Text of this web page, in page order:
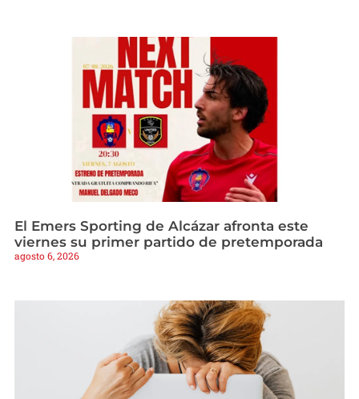
El Emers Sporting de Alcázar afronta este
viernes su primer partido de pretemporada
agosto 6, 2026